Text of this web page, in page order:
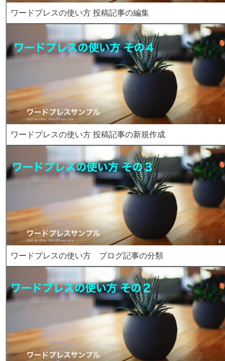
ワードプレスの使い方 投稿記事の編集
ワードプレスの使い方 投稿記事の新規作成
ワードプレスの使い方 ブログ記事の分類